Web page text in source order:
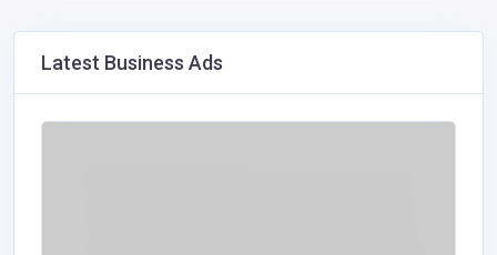
Latest Business Ads